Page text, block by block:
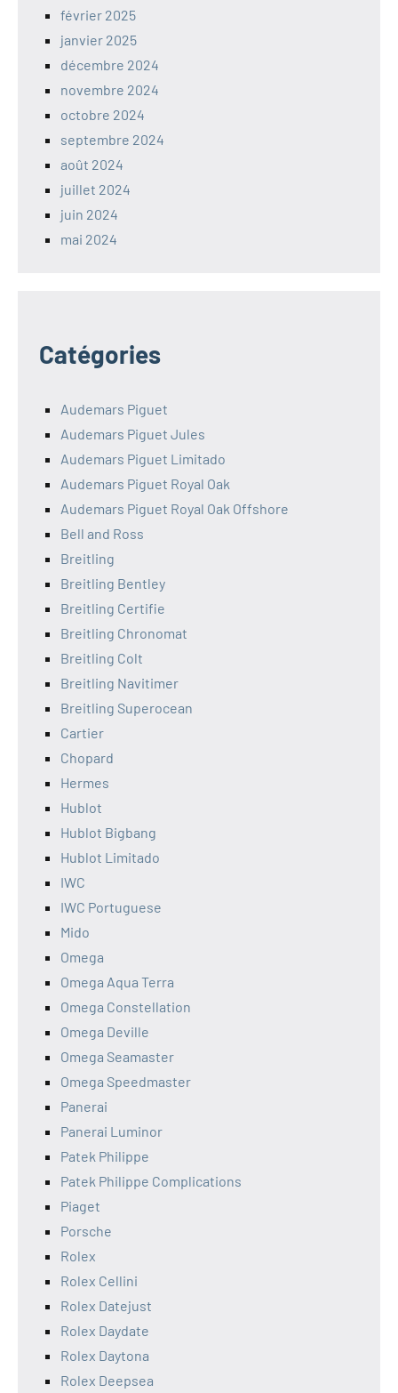
février 2025
janvier 2025
décembre 2024
novembre 2024
octobre 2024
septembre 2024
août 2024
juillet 2024
juin 2024
mai 2024
Catégories
Audemars Piguet
Audemars Piguet Jules
Audemars Piguet Limitado
Audemars Piguet Royal Oak
Audemars Piguet Royal Oak Offshore
Bell and Ross
Breitling
Breitling Bentley
Breitling Certifie
Breitling Chronomat
Breitling Colt
Breitling Navitimer
Breitling Superocean
Cartier
Chopard
Hermes
Hublot
Hublot Bigbang
Hublot Limitado
IWC
IWC Portuguese
Mido
Omega
Omega Aqua Terra
Omega Constellation
Omega Deville
Omega Seamaster
Omega Speedmaster
Panerai
Panerai Luminor
Patek Philippe
Patek Philippe Complications
Piaget
Porsche
Rolex
Rolex Cellini
Rolex Datejust
Rolex Daydate
Rolex Daytona
Rolex Deepsea